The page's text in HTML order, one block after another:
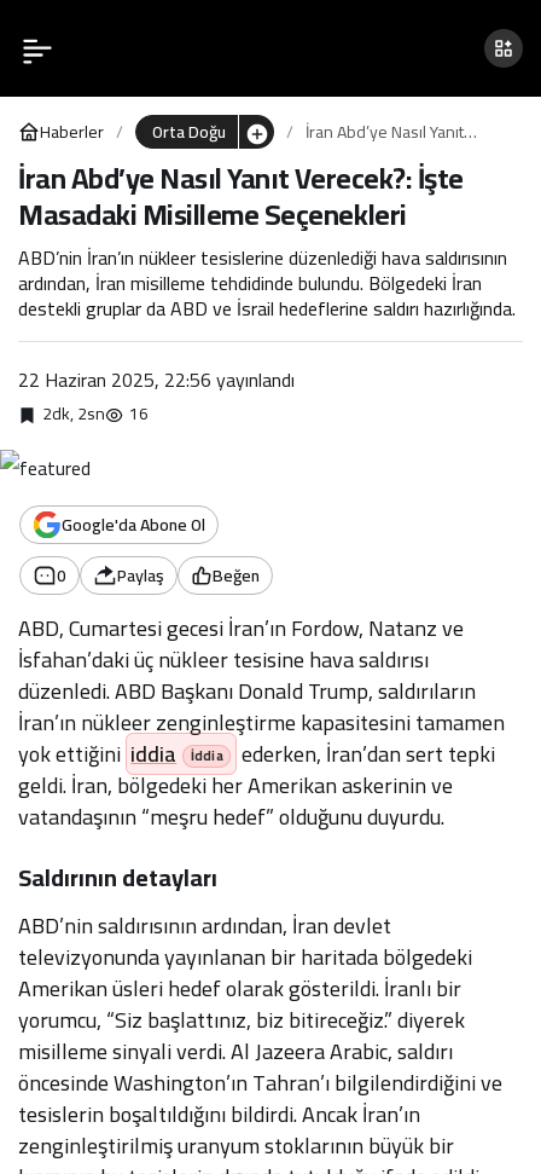
Haberler Orta Doğu
İran Abd’ye Nasıl Yanıt
Verecek?: İşte Masadaki
Misilleme Seçenekleri
İran Abd’ye Nasıl Yanıt Verecek?: İşte
Masadaki Misilleme Seçenekleri
ABD’nin İran’ın nükleer tesislerine düzenlediği hava saldırısının
ardından, İran misilleme tehdidinde bulundu. Bölgedeki İran
destekli gruplar da ABD ve İsrail hedeflerine saldırı hazırlığında.
22 Haziran 2025, 22:56yayınlandı
2dk, 2sn 16
Google'da Abone Ol
0
Paylaş Beğen
ABD, Cumartesi gecesi İran’ın Fordow, Natanz ve
İsfahan’daki üç nükleer tesisine hava saldırısı
düzenledi. ABD Başkanı Donald Trump, saldırıların
İran’ın nükleer zenginleştirme kapasitesini tamamen
yok ettiğini iddia ederken, İran’dan sert tepki
geldi. İran, bölgedeki her Amerikan askerinin ve
vatandaşının “meşru hedef” olduğunu duyurdu.
Saldırının detayları
ABD’nin saldırısının ardından, İran devlet
televizyonunda yayınlanan bir haritada bölgedeki
Amerikan üsleri hedef olarak gösterildi. İranlı bir
yorumcu, “Siz başlattınız, biz bitireceğiz.” diyerek
misilleme sinyali verdi. Al Jazeera Arabic, saldırı
öncesinde Washington’ın Tahran’ı bilgilendirdiğini ve
tesislerin boşaltıldığını bildirdi. Ancak İran’ın
zenginleştirilmiş uranyum stoklarının büyük bir
İran Abd’ye Nasıl Yanıt
Verecek?: İşte Masadaki
Misilleme Seçenekleri
0